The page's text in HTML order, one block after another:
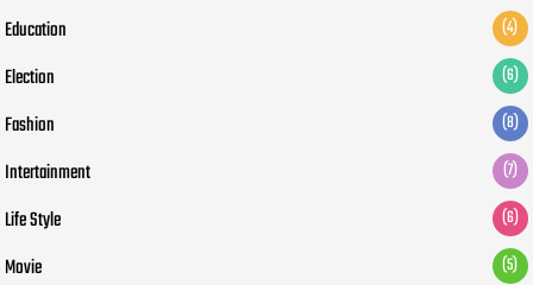
Education (4)
Election (6)
Fashion (8)
Intertainment (7)
Life Style (6)
Movie (5)